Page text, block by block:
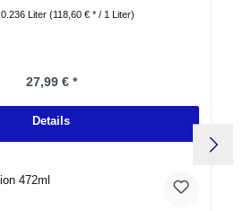
0.236 Liter (118,60 € * / 1 Liter)
Regulärer Preis:
27,99 € *
Details